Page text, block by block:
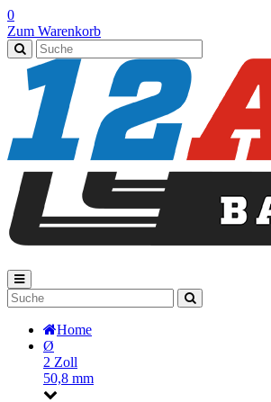
0
Zum Warenkorb
Home
Ø
2 Zoll
50,8 mm